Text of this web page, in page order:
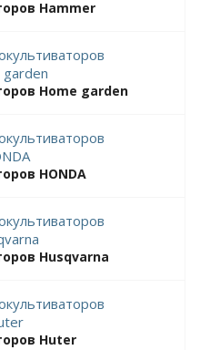
Hammer
Home garden
HONDA
Husqvarna
Huter